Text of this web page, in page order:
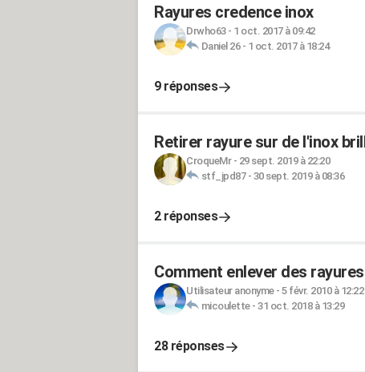
Rayures credence inox
Drwho63- 1 oct. 2017 à 09:42
Daniel 26- 1 oct. 2017 à 18:24
9 réponses
Retirer rayure sur de l'inox
CroqueMr- 29 sept. 2019 à 22:20
stf_jpd87- 30 sept. 2019 à 08:36
2 réponses
Comment enlever des
Utilisateur anonyme- 5 févr. 2010 à 12:22
micoulette- 31 oct. 2018 à 13:29
28 réponses